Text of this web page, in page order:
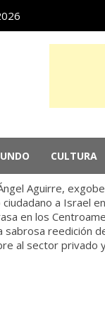
CULTURA
Aguirre,
ciudadano a Israel
en los
sabrosa reedición
al sector privado